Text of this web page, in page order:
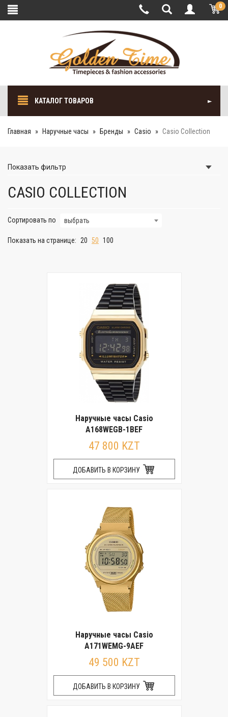
0
КАТАЛОГ ТОВАРОВ
Главная Наручные часы Бренды Casio Casio Collection
Показать фильтр
CASIO COLLECTION
Сортировать по выбрать
Показать на странице: 20 50 100
Наручные часы Casio
A168WEGB-1BEF
47 800 KZT
ДОБАВИТЬ В КОРЗИНУ
Наручные часы Casio
A171WEMG-9AEF
49 500 KZT
ДОБАВИТЬ В КОРЗИНУ